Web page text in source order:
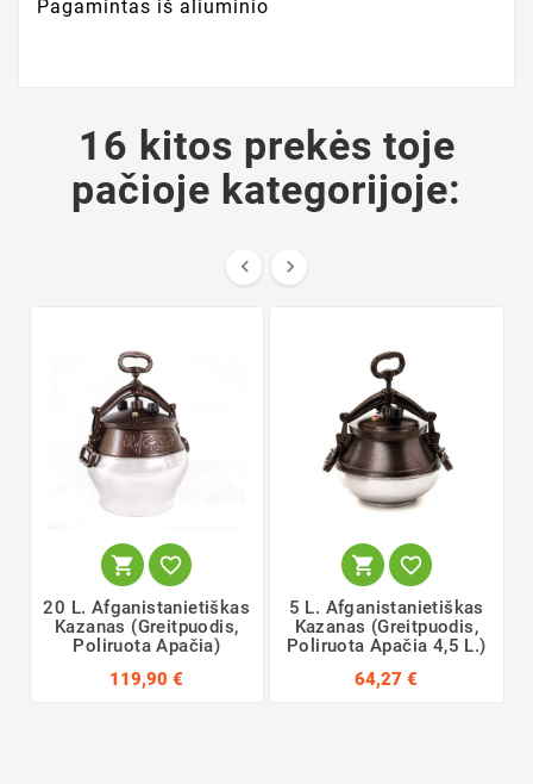
Pagamintas iš aliuminio
16 kitos prekės toje
pačioje kategorijoje:
 
 
20 L. Afganistanietiškas
Kazanas (greitpuodis,
Poliruota Apačia)
119,90 €
 
5 L. Afganistanietiškas
Kazanas (greitpuodis,
Poliruota Apačia 4,5 L.)
64,27 €